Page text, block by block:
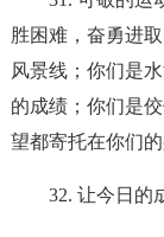
胜困难，奋勇进
风景线；你们是
的成绩；你们是
望都寄托在你们的
32. 让今日的